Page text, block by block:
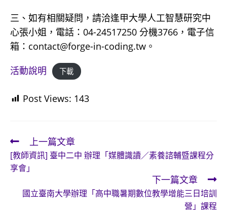
三、如有相關疑問，請洽逢甲大學人工智慧研究中
心張小姐，電話：04-24517250 分機3766，電子信
箱：contact@forge-in-coding.tw。
活動說明
下載
Post Views: 143
Read
more
articles
上一篇文章
[教師資訊] 臺中二中 辦理「媒體識讀／素養諮輔暨課程分
享會」
下一篇文章
國立臺南大學辦理「高中職暑期數位教學增能三日培訓
營」課程